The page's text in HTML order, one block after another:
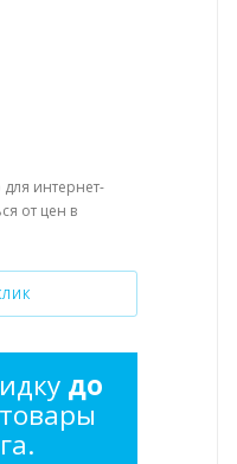
для интернет-
от цен в
до